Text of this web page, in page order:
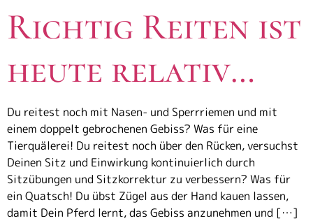
Richtig Reiten ist
heute relativ…
Du reitest noch mit Nasen- und Sperrriemen und mit
einem doppelt gebrochenen Gebiss? Was für eine
Tierquälerei! Du reitest noch über den Rücken, versuchst
Deinen Sitz und Einwirkung kontinuierlich durch
Sitzübungen und Sitzkorrektur zu verbessern? Was für
ein Quatsch! Du übst Zügel aus der Hand kauen lassen,
damit Dein Pferd lernt, das Gebiss anzunehmen und […]